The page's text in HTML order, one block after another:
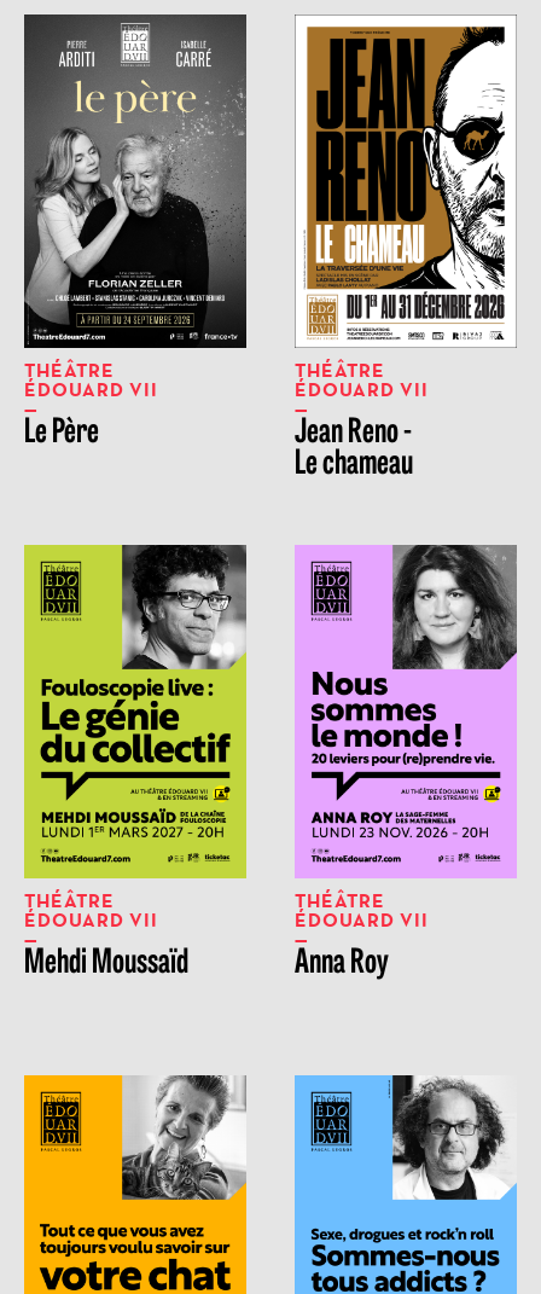
THÉÂTRE
ÉDOUARD VII
Le Père
THÉÂTRE
ÉDOUARD VII
Jean Reno -
Le chameau
THÉÂTRE
ÉDOUARD VII
Mehdi Moussaïd
THÉÂTRE
ÉDOUARD VII
Anna Roy